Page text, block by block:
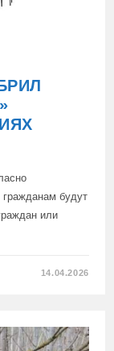
гражданам будут
или
14.04.2026